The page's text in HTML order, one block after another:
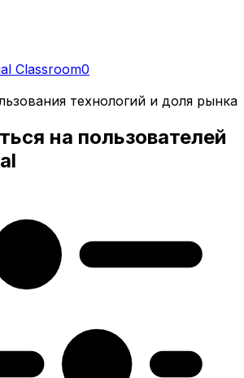
Classroom0
технологий и доля рынка
на пользователей